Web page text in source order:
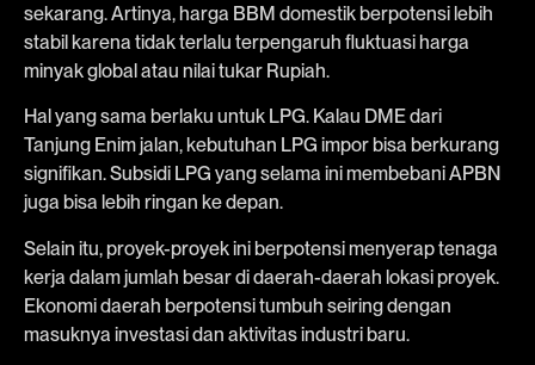
sekarang. Artinya, harga BBM domestik berpotensi lebih
stabil karena tidak terlalu terpengaruh fluktuasi harga
minyak global atau nilai tukar Rupiah.
Hal yang sama berlaku untuk LPG. Kalau DME dari
Tanjung Enim jalan, kebutuhan LPG impor bisa berkurang
signifikan. Subsidi LPG yang selama ini membebani APBN
juga bisa lebih ringan ke depan.
Selain itu, proyek-proyek ini berpotensi menyerap tenaga
kerja dalam jumlah besar di daerah-daerah lokasi proyek.
Ekonomi daerah berpotensi tumbuh seiring dengan
masuknya investasi dan aktivitas industri baru.